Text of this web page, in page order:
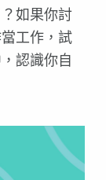
如果你討
工作，試
認識你自